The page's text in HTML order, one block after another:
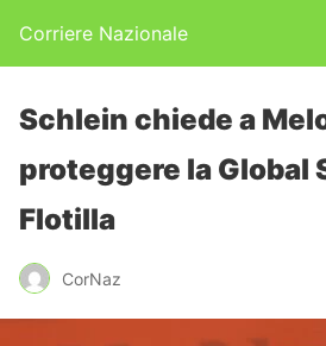
Corriere Nazionale
Schlein chiede a
proteggere la Global
Flotilla
CorNaz